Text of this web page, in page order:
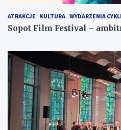
ATRAKCJE KULTURA WYDARZENIA
Sopot Film Festival –